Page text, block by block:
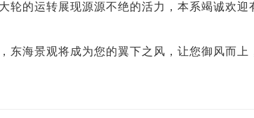
轮的运转展现源源不绝的活力，本系竭诚欢
东海景观将成为您的翼下之风，让您御风而上